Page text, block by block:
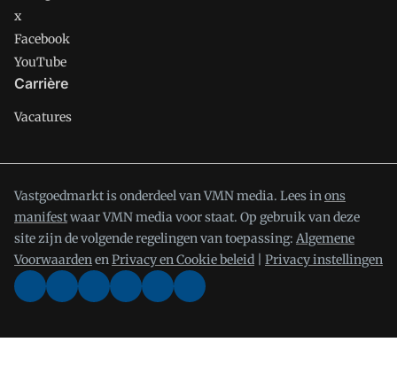
x
Facebook
YouTube
Carrière
Vacatures
Vastgoedmarkt is onderdeel van VMN media. Lees inons
manifestwaar VMN media voor staat. Op gebruik van deze
site zijn de volgende regelingen van toepassing: Algemene
VoorwaardenenPrivacy en Cookie beleid Privacy instellingen